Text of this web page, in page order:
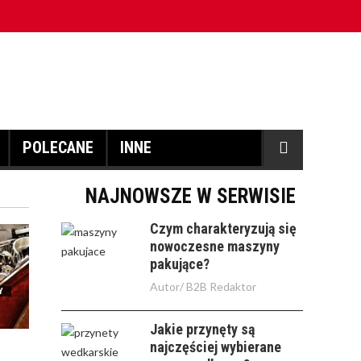
POLECANE INNE
NAJNOWSZE W SERWISIE
Czym charakteryzują się
nowoczesne maszyny
pakujące?
Autor/ B2B Redaktor
Jakie przynęty są
najczęściej wybierane